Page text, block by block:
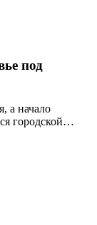
под
а начало
городской…